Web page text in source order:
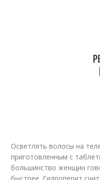
Осветлять волосы на
приготовленным с
большинство женщин